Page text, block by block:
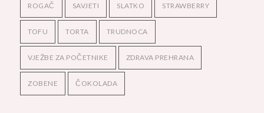
ROGAČ SAVJETI SLATKO STRAWBERRY
TOFU TORTA TRUDNOCA
VJEŽBE ZA POČETNIKE ZDRAVA PREHRANA
ZOBENE ČOKOLADA